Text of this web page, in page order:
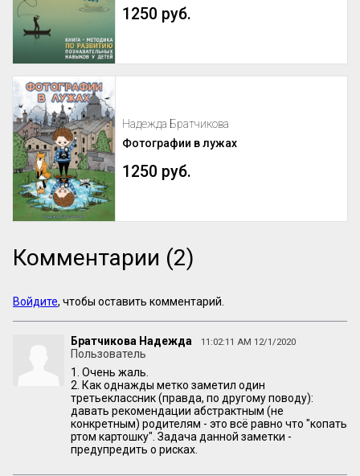
1250 руб.
Надежда Братчикова
Фотографии в лужах
1250 руб.
Комментарии (2)
Войдите, чтобы оставить комментарий.
Братчикова Надежда 11:02:11 AM 12/1/2020
Пользователь
1. Очень жаль.
2. Как однажды метко заметил один
третьеклассник (правда, по другому поводу):
давать рекомендации абстрактным (не
конкретным) родителям - это всё равно что "копать
ртом картошку". Задача данной заметки -
предупредить о рисках.